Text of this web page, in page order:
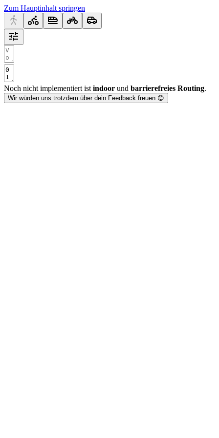
Zum Hauptinhalt springen
Noch nicht implementiert ist indoor und barrierefreies Routing.
Wir würden uns trotzdem über dein Feedback freuen 😊